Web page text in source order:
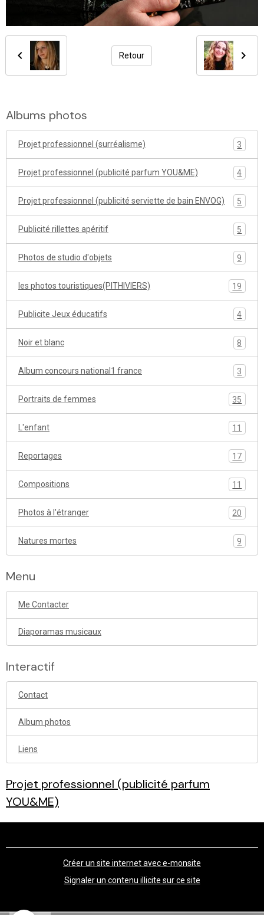
Retour
Albums photos
Projet professionnel (surréalisme) 3
Projet professionnel (publicité parfum YOU&ME) 4
Projet professionnel (publicité serviette de bain ENVOG) 5
Publicité rillettes apéritif 5
Photos de studio d'objets 9
les photos touristiques(PITHIVIERS) 19
Publicite Jeux éducatifs 4
Noir et blanc 8
Album concours national1 france 3
Portraits de femmes 35
L'enfant 11
Reportages 17
Compositions 11
Photos à l'étranger 20
Natures mortes 9
Menu
Me Contacter
Diaporamas musicaux
Interactif
Contact
Album photos
Liens
Projet professionnel (publicité parfum
YOU&ME)
Créer un site internet avec e-monsite
Signaler un contenu illicite sur ce site